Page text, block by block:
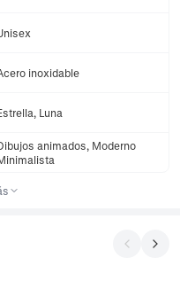
inoxidable
Luna
animados, Moderno